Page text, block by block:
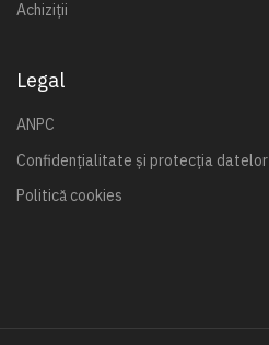
Achiziții
Legal
ANPC
Confidențialitate și protecția datelor
Politică cookies